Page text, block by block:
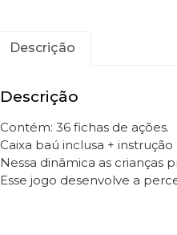
Descrição
Descrição
Contém: 36 fichas de ações.
Caixa baú inclusa +
Nessa dinâmica as crianças
Esse jogo desenvolve a